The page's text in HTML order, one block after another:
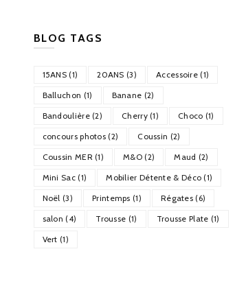
BLOG TAGS
15ANS (1) 20ANS (3)
Accessoire (1)
Balluchon (1)
Banane (2)
Bandoulière (2)
Cherry (1)
Choco (1)
concours photos (2)
Coussin (2)
Coussin MER (1)
M&O (2)
Maud (2)
Mini Sac (1)
Mobilier Détente & Déco (1)
Noël (3)
Printemps (1)
Régates (6)
salon (4)
Trousse (1)
Trousse Plate (1)
Vert (1)